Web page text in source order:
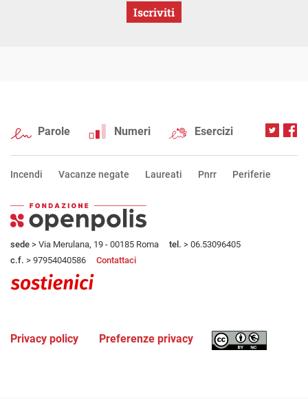
Iscriviti
Parole Numeri Esercizi
Incendi Vacanze negate Laureati Pnrr Periferie
sede > Via Merulana, 19 - 00185 Roma tel. > 06.53096405
c.f. > 97954040586 Contattaci
Privacy policy Preferenze privacy